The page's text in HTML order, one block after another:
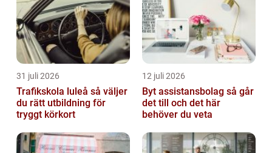
31 juli 2026
Trafikskola luleå så väljer
du rätt utbildning för
tryggt körkort
12 juli 2026
Byt assistansbolag så går
det till och det här
behöver du veta